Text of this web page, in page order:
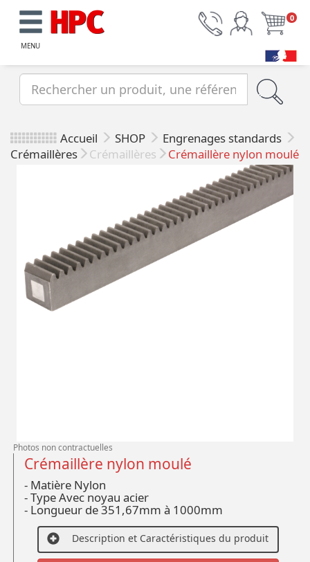
MENU
0
Accueil SHOP
Engrenages standards
Crémaillères
Crémaillères Crémaillère nylon moulé
Photos non contractuelles
Crémaillère nylon moulé
- Matière Nylon
- Type Avec noyau acier
- Longueur de 351,67mm à 1000mm
Description et Caractéristiques du produit